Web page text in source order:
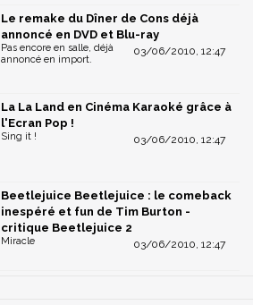
Le remake du Dîner de Cons déjà
annoncé en DVD et Blu-ray
03/06/2010, 12:47
Pas encore en salle, déjà
annoncé en import.
La La Land en Cinéma Karaoké grâce à
l'Ecran Pop !
03/06/2010, 12:47
Sing it !
Beetlejuice Beetlejuice : le comeback
inespéré et fun de Tim Burton -
critique Beetlejuice 2
03/06/2010, 12:47
Miracle